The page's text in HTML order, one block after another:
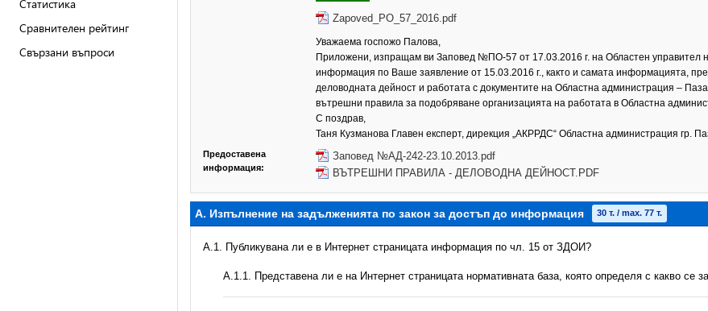
Статистика
Сравнителен рейтинг
Свързани въпроси
Zapoved_PO_57_2016.pdf
Уважаема госпожо Палова,
Приложени, изпращам ви Заповед №ПО-57 от 17.03.2016 г. на Областен управител
информация по Ваше заявление от 15.03.2016 г., както и самата информацията,
деловодната дейност и работата с документите на Областна администрация –
вътрешни правила за подобряване организацията на работата в Областна
С поздрав,
Таня Кузманова Главен експерт, дирекция „АКРРДС“ Областна администрация гр.
Предоставена
информация:
Заповед №АД-242-23.10.2013.pdf
ВЪТРЕШНИ ПРАВИЛА - ДЕЛОВОДНА ДЕЙНОСТ.PDF
А. Изпълнение на задълженията по закон за достъп до информация 30 т. / max. 77 т.
A.1. Публикувана ли е в Интернет страницата информация по чл. 15 от ЗДОИ?
A.1.1. Представена ли е на Интернет страницата нормативната база, която определя с какво се